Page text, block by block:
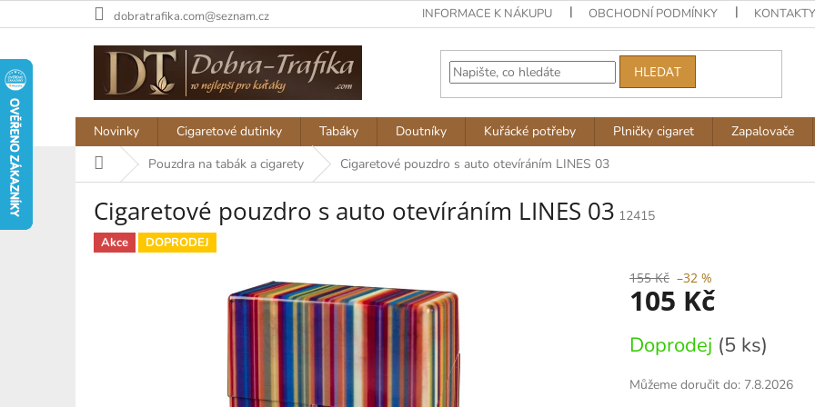
na
dobratrafika.com@seznam.cz INFORMACE K NÁKUPU OBCHODNÍ PODMÍNKY KONTAKTY
HLEDAT
Novinky Cigaretové dutinky Tabáky Doutníky Kuřácké potřeby Plničky cigaret Zapalovače
Domů Pouzdra na tabák a cigarety Cigaretové pouzdro s auto otevíráním LINES 03
Cigaretové pouzdro s auto otevíráním LINES 03 12415
Akce DOPRODEJ
155 Kč –32 %
105 Kč
cena:
Doprodej (5 ks)
Můžeme doručit do: 7.8.2026